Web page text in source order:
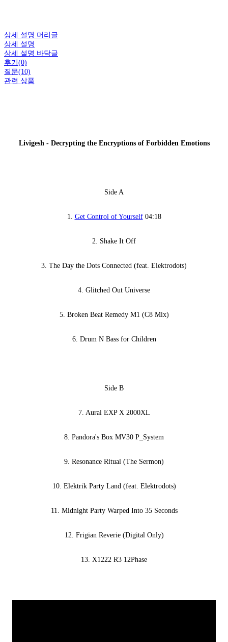
상세 설명 머리글
상세 설명
상세 설명 바닥글
후기(0)
질문(10)
관련 상품
Livigesh - Decrypting the Encryptions of Forbidden Emotions
Side A
1. Get Control of Yourself04:18
2. Shake It Off
3. The Day the Dots Connected (feat. Elektrodots)
4. Glitched Out Universe
5. Broken Beat Remedy M1 (C8 Mix)
6. Drum N Bass for Children
Side B
7. Aural EXP X 2000XL
8. Pandora's Box MV30 P_System
9. Resonance Ritual (The Sermon)
10. Elektrik Party Land (feat. Elektrodots)
11. Midnight Party Warped Into 35 Seconds
12. Frigian Reverie (Digital Only)
13. X1222 R3 12Phase